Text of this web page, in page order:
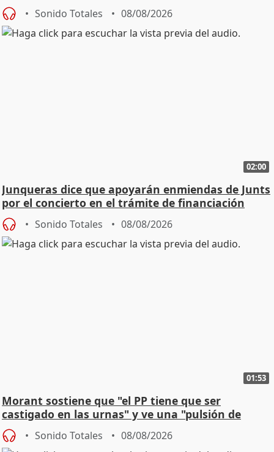
Sonido Totales 08/08/2026
02:00
Junqueras dice que apoyarán enmiendas de Junts
por el concierto en el trámite de financiación
Sonido Totales 08/08/2026
01:53
Morant sostiene que "el PP tiene que ser
castigado en las urnas" y ve una "pulsión de
cambio"
Sonido Totales 08/08/2026